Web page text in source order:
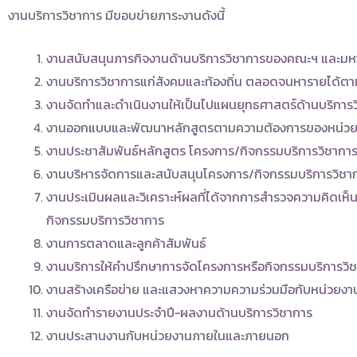
งานบริการวิชาการ มีขอบข่ายภาระงานดังนี้
งานสนับสนุนภารกิจงานด้านบริการวิชาการของคณะฯ และม
งานบริการวิชาการแก่สังคมและท้องถิ่น ตลอดจนหารายได้
งานจัดทำและดำเนินงานให้เป็นไปแผนยุทธศาสตร์ด้านบริกา
งานออกแบบและพัฒนาหลักสูตรตามความต้องการของหน่ว
งานประชาสัมพันธ์หลักสูตร โครงการ/กิจกรรมบริการวิชาการ
งานบริหารจัดการและสนับสนุนโครงการ/กิจกรรมบริการวิช
งานประเมินผลและวิเคราะห์ผลที่ได้จากการสำรวจความคิ
กิจกรรมบริการวิชาการ
งานการตลาดและลูกค้าสัมพันธ์
งานบริการให้คำปรึกษาการจัดโครงการหรือกิจกรรมบริการ
งานสร้างเครือข่าย และแสวงหาความความร่วมมือกับหน่วย
งานจัดทำรายงานประจำปี-ผลงานด้านบริการวิชาการ
งานประสานงานกับหน่วยงานภายในและภายนอก